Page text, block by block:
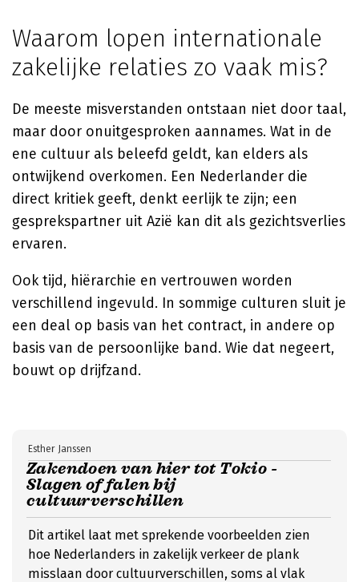
Waarom lopen internationale
zakelijke relaties zo vaak mis?
De meeste misverstanden ontstaan niet door taal,
maar door onuitgesproken aannames. Wat in de
ene cultuur als beleefd geldt, kan elders als
ontwijkend overkomen. Een Nederlander die
direct kritiek geeft, denkt eerlijk te zijn; een
gesprekspartner uit Azië kan dit als gezichtsverlies
ervaren.
Ook tijd, hiërarchie en vertrouwen worden
verschillend ingevuld. In sommige culturen sluit je
een deal op basis van het contract, in andere op
basis van de persoonlijke band. Wie dat negeert,
bouwt op drijfzand.
Zakendoen van hier tot Tokio -
Slagen of falen bij
cultuurverschillen
Esther Janssen
Dit artikel laat met sprekende voorbeelden zien
hoe Nederlanders in zakelijk verkeer de plank
misslaan door cultuurverschillen, soms al vlak